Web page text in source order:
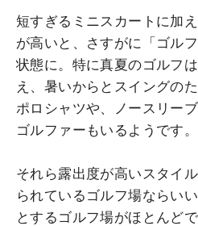
短すぎるミニスカートに加
が高いと、さすがに「ゴル
状態に。特に真夏のゴルフ
え、暑いからとスイングの
ポロシャツや、ノースリー
ゴルファーもいるようです。
それら露出度が高いスタイ
られているゴルフ場ならい
とするゴルフ場がほとんどで